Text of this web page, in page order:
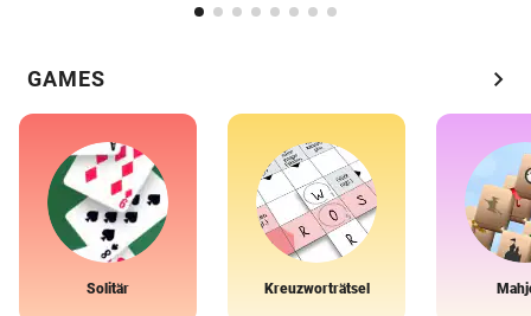
GAMES chevron_right
Solitär Kreuzworträtsel